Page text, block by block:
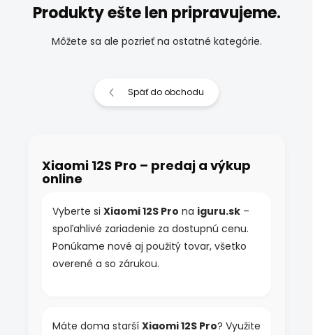
Produkty ešte len pripravujeme.
Môžete sa ale pozrieť na ostatné kategórie.
Späť do obchodu
Xiaomi 12S Pro – predaj a výkup
online
Vyberte si Xiaomi 12S Pro na iguru.sk –
spoľahlivé zariadenie za dostupnú cenu.
Ponúkame nové aj použitý tovar, všetko
overené a so zárukou.
Máte doma starší Xiaomi 12S Pro? Využite